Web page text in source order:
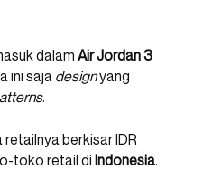
dalam Air Jordan 3
ini saja designyang
.
berkisar IDR
toko retail di Indonesia.